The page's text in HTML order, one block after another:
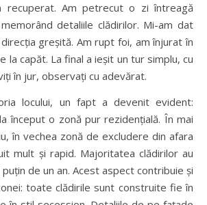
recuperat. Am petrecut o zi întreagă
detaliile clădirilor. Mi-am dat
greșită. Am rupt foi, am înjurat în
la capăt. La final a ieșit un tur simplu, cu
în jur, observați cu adevărat.
locului, un fapt a devenit evident:
început o zonă pur rezidențială. În mai
în vechea zonă de excludere din afara
mult și rapid. Majoritatea clădirilor au
de un an. Acest aspect contribuie și
toate clădirile sunt construite fie în